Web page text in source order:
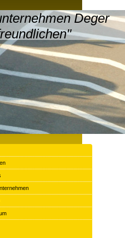
Deger